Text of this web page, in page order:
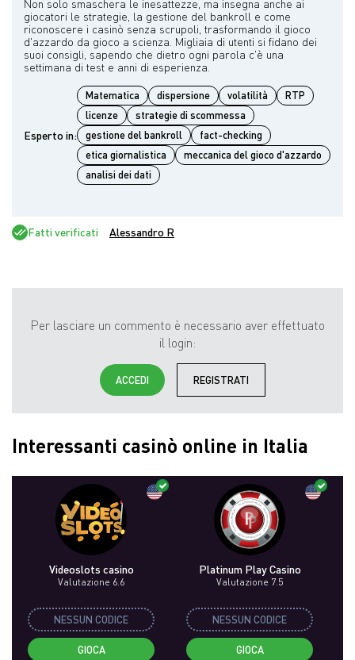
Non solo smaschera le inesattezze, ma insegna anche ai
giocatori le strategie, la gestione del bankroll e come
riconoscere i casinò senza scrupoli, trasformando il gioco
d'azzardo da gioco a scienza. Migliaia di utenti si fidano dei
suoi consigli, sapendo che dietro ogni parola c'è una
Esperto in:
Matematica dispersione volatilità
RTP
licenze
strategie di scommessa
gestione del bankroll
fact-checking
etica giornalistica
meccanica del gioco d'azzardo
analisi dei dati
Fatti verificati Alessandro R
Per lasciare un commento è necessario aver effettuato
il login:
ACCEDI REGISTRATI
Interessanti casinò online in Italia
Videoslots сasino
Valutazione 6.6
NESSUN CODICE
GIOCA
Platinum Play Casino
Valutazione 7.5
NESSUN CODICE
GIOCA